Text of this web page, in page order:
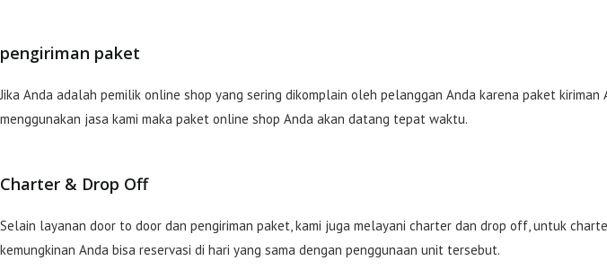
pengiriman paket
Jika Anda adalah pemilik online shop yang sering dikomplain oleh pelanggan Anda karena paket
menggunakan jasa kami maka paket online shop Anda akan datang tepat waktu.
Charter & Drop Off
Selain layanan door to door dan pengiriman paket, kami juga melayani charter dan drop off, untuk
kemungkinan Anda bisa reservasi di hari yang sama dengan penggunaan unit tersebut.